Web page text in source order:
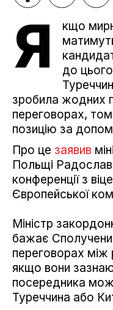
Я
кщо
до
зробила жодних
переговорах,
позицію за
Про це заявив
Польщі Радослав
конференції з
Європейської
Міністр
бажає
переговорах між
якщо вони
посередника
Туреччина або